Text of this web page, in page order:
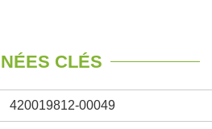
CLÉS
420019812-00049